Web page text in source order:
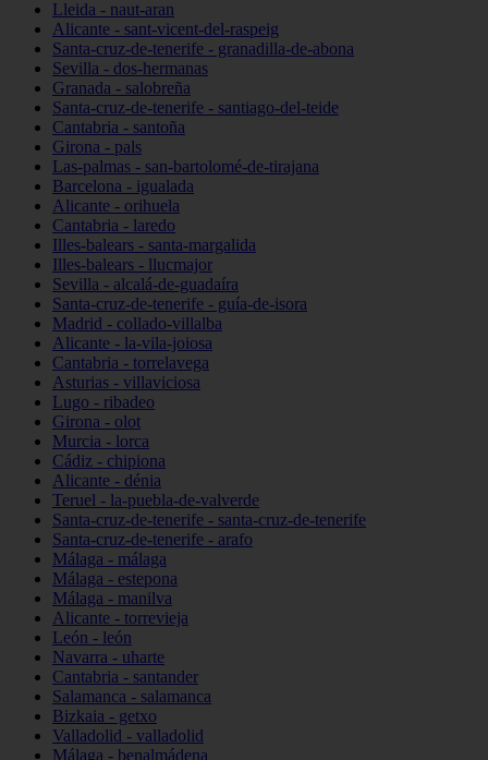
Lleida - naut-aran
Alicante - sant-vicent-del-raspeig
Santa-cruz-de-tenerife - granadilla-de-abona
Sevilla - dos-hermanas
Granada - salobreña
Santa-cruz-de-tenerife - santiago-del-teide
Cantabria - santoña
Girona - pals
Las-palmas - san-bartolomé-de-tirajana
Barcelona - igualada
Alicante - orihuela
Cantabria - laredo
Illes-balears - santa-margalida
Illes-balears - llucmajor
Sevilla - alcalá-de-guadaíra
Santa-cruz-de-tenerife - guía-de-isora
Madrid - collado-villalba
Alicante - la-vila-joiosa
Cantabria - torrelavega
Asturias - villaviciosa
Lugo - ribadeo
Girona - olot
Murcia - lorca
Cádiz - chipiona
Alicante - dénia
Teruel - la-puebla-de-valverde
Santa-cruz-de-tenerife - santa-cruz-de-tenerife
Santa-cruz-de-tenerife - arafo
Málaga - málaga
Málaga - estepona
Málaga - manilva
Alicante - torrevieja
León - león
Navarra - uharte
Cantabria - santander
Salamanca - salamanca
Bizkaia - getxo
Valladolid - valladolid
Málaga - benalmádena